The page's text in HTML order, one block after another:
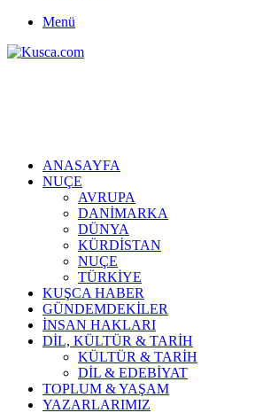
Menü
ANASAYFA
NUÇE
AVRUPA
DANİMARKA
DÜNYA
KÜRDİSTAN
NUÇE
TÜRKİYE
KUŞCA HABER
GÜNDEMDEKİLER
İNSAN HAKLARI
DİL, KÜLTÜR & TARİH
KÜLTÜR & TARİH
DİL & EDEBİYAT
TOPLUM & YAŞAM
YAZARLARIMIZ